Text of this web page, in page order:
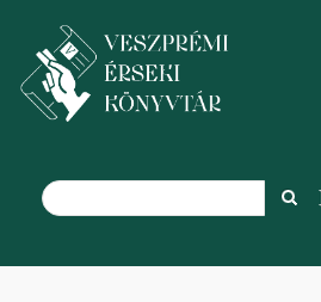
Search
Search